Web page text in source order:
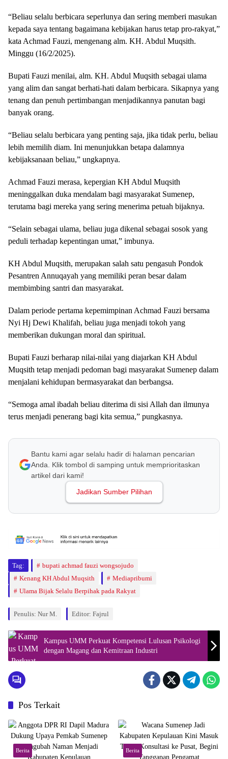
“Beliau selalu berbicara seperlunya dan sering memberi masukan
kepada saya tentang bagaimana kebijakan harus tetap pro-rakyat,”
kata Achmad Fauzi, mengenang alm. KH. Abdul Muqsith.
Minggu (16/2/2025).
Bupati Fauzi menilai, alm. KH. Abdul Muqsith sebagai ulama
yang alim dan sangat berhati-hati dalam berbicara. Sikapnya yang
tenang dan penuh pertimbangan menjadikannya panutan bagi
banyak orang.
“Beliau selalu berbicara yang penting saja, jika tidak perlu, beliau
lebih memilih diam. Ini menunjukkan betapa dalamnya
kebijaksanaan beliau,” ungkapnya.
Achmad Fauzi merasa, kepergian KH Abdul Muqsith
meninggalkan duka mendalam bagi masyarakat Sumenep,
terutama bagi mereka yang sering menerima petuah bijaknya.
“Selain sebagai ulama, beliau juga dikenal sebagai sosok yang
peduli terhadap kepentingan umat,” imbunya.
KH Abdul Muqsith, merupakan salah satu pengasuh Pondok
Pesantren Annuqayah yang memiliki peran besar dalam
membimbing santri dan masyarakat.
Dalam periode pertama kepemimpinan Achmad Fauzi bersama
Nyi Hj Dewi Khalifah, beliau juga menjadi tokoh yang
memberikan dukungan moral dan spiritual.
Bupati Fauzi berharap nilai-nilai yang diajarkan KH Abdul
Muqsith tetap menjadi pedoman bagi masyarakat Sumenep dalam
menjalani kehidupan bermasyarakat dan berbangsa.
“Semoga amal ibadah beliau diterima di sisi Allah dan ilmunya
terus menjadi penerang bagi kita semua,” pungkasnya.
Bantu kami agar selalu hadir di halaman pencarian
Anda. Klik tombol di samping untuk memprioritaskan
artikel dari kami!
Jadikan Sumber Pilihan
Tag:
bupati achmad fauzi wongsojudo
Kenang KH Abdul Muqsith
Mediapribumi
Ulama Bijak Selalu Berpihak pada Rakyat
Penulis: Nur M. Editor: Fajrul
Kampus UMM Perkuat Kompetensi Lulusan Psikologi
dengan Magang dan Kemitraan Industri
Pos Terkait
Berita Berita